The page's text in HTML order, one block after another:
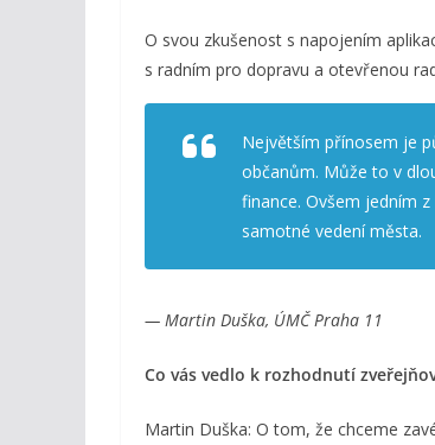
O svou zkušenost s napojením
s radním pro dopravu a otevřenou
Největším přínosem je
občanům. Může to v
finance. Ovšem jedním
samotné vedení města.
— Martin Duška, ÚMČ Praha 11
Co vás vedlo k rozhodnutí
Martin Duška: O tom, že chceme